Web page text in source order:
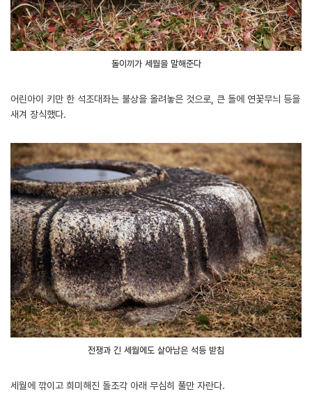
돌이끼가 세월을 말해준다
어린아이 키만 한 석조대좌는 불상을 올려놓은 것으로, 큰 돌에 연꽃무늬 등을
새겨 장식했다.
전쟁과 긴 세월에도 살아남은 석등 받침
세월에 깎이고 희미해진 돌조각 아래 무심히 풀만 자란다.